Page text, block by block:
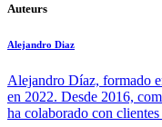
Auteurs
Alejandro Diaz
Alejandro Díaz, formado
en 2022. Desde 2016,
ha colaborado con